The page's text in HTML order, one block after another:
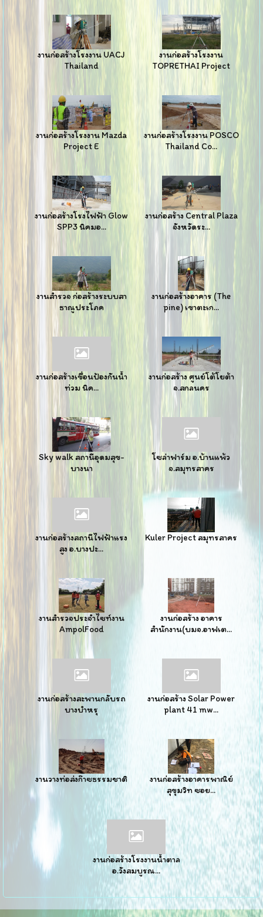
งานก่อสร้างโรงงาน UACJ
Thailand
งานก่อสร้างโรงงาน
TOPRETHAI Project
งานก่อสร้างโรงงาน Mazda
Project E
งานก่อสร้างโรงงาน POSCO
Thailand Co...
งานก่อสร้างโรงไฟฟ้า Glow
SPP3 นิคมอ...
งานก่อสร้าง Central Plaza
จังหวัดระ...
งานสำรวจ ก่อสร้างระบบสา
ธาณูประโภค
งานก่อสร้างอาคาร (The
pine) เขาตะเก...
งานก่อสร้างเขื่อนป้องกันน้ำ
ท่วม นิค...
งานก่อสร้าง ศูนย์โต้โยต้า
จ.สกลนคร
Sky walk สถานีอุดมสุข-
บางนา
โซล่าฟาร์ม อ.บ้านแพ้ว
จ.สมุทรสาคร
งานก่อสร้างสถานีไฟฟ้าแรง
สูง อ.บางปะ...
Kuler Project สมุทรสาคร
งานสำรวจประจำไซท์งาน
AmpolFood
งานก่อสร้าง อาคาร
สำนักงาน(บมจ.อาฟเต...
งานก่อสร้างสะพานกลับรถ
บางบำหรุ
งานก่อสร้าง Solar Power
plant 41 mw...
งานวางท่อส่งก๊าซธรรมชาติ
งานก่อสร้างอาคารพาณิย์
สุขุมวิท ซอย...
งานก่อสร้างโรงงานน้ำตาล
อ.วังสมบูรณ...